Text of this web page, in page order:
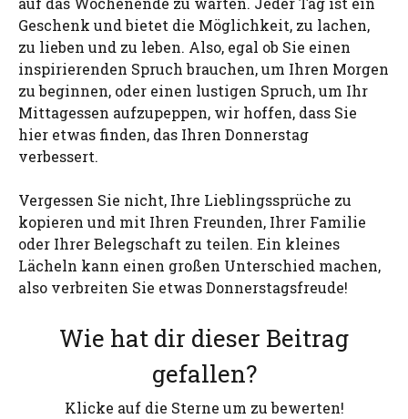
Geschenk und bietet die Möglichkeit, zu lachen,
zu lieben und zu leben. Also, egal ob Sie einen
inspirierenden Spruch brauchen, um Ihren Morgen
zu beginnen, oder einen lustigen Spruch, um Ihr
Mittagessen aufzupeppen, wir hoffen, dass Sie
hier etwas finden, das Ihren Donnerstag
verbessert.
Vergessen Sie nicht, Ihre Lieblingssprüche zu
kopieren und mit Ihren Freunden, Ihrer Familie
oder Ihrer Belegschaft zu teilen. Ein kleines
Lächeln kann einen großen Unterschied machen,
also verbreiten Sie etwas Donnerstagsfreude!
Wie hat dir dieser Beitrag
gefallen?
Klicke auf die Sterne um zu bewerten!